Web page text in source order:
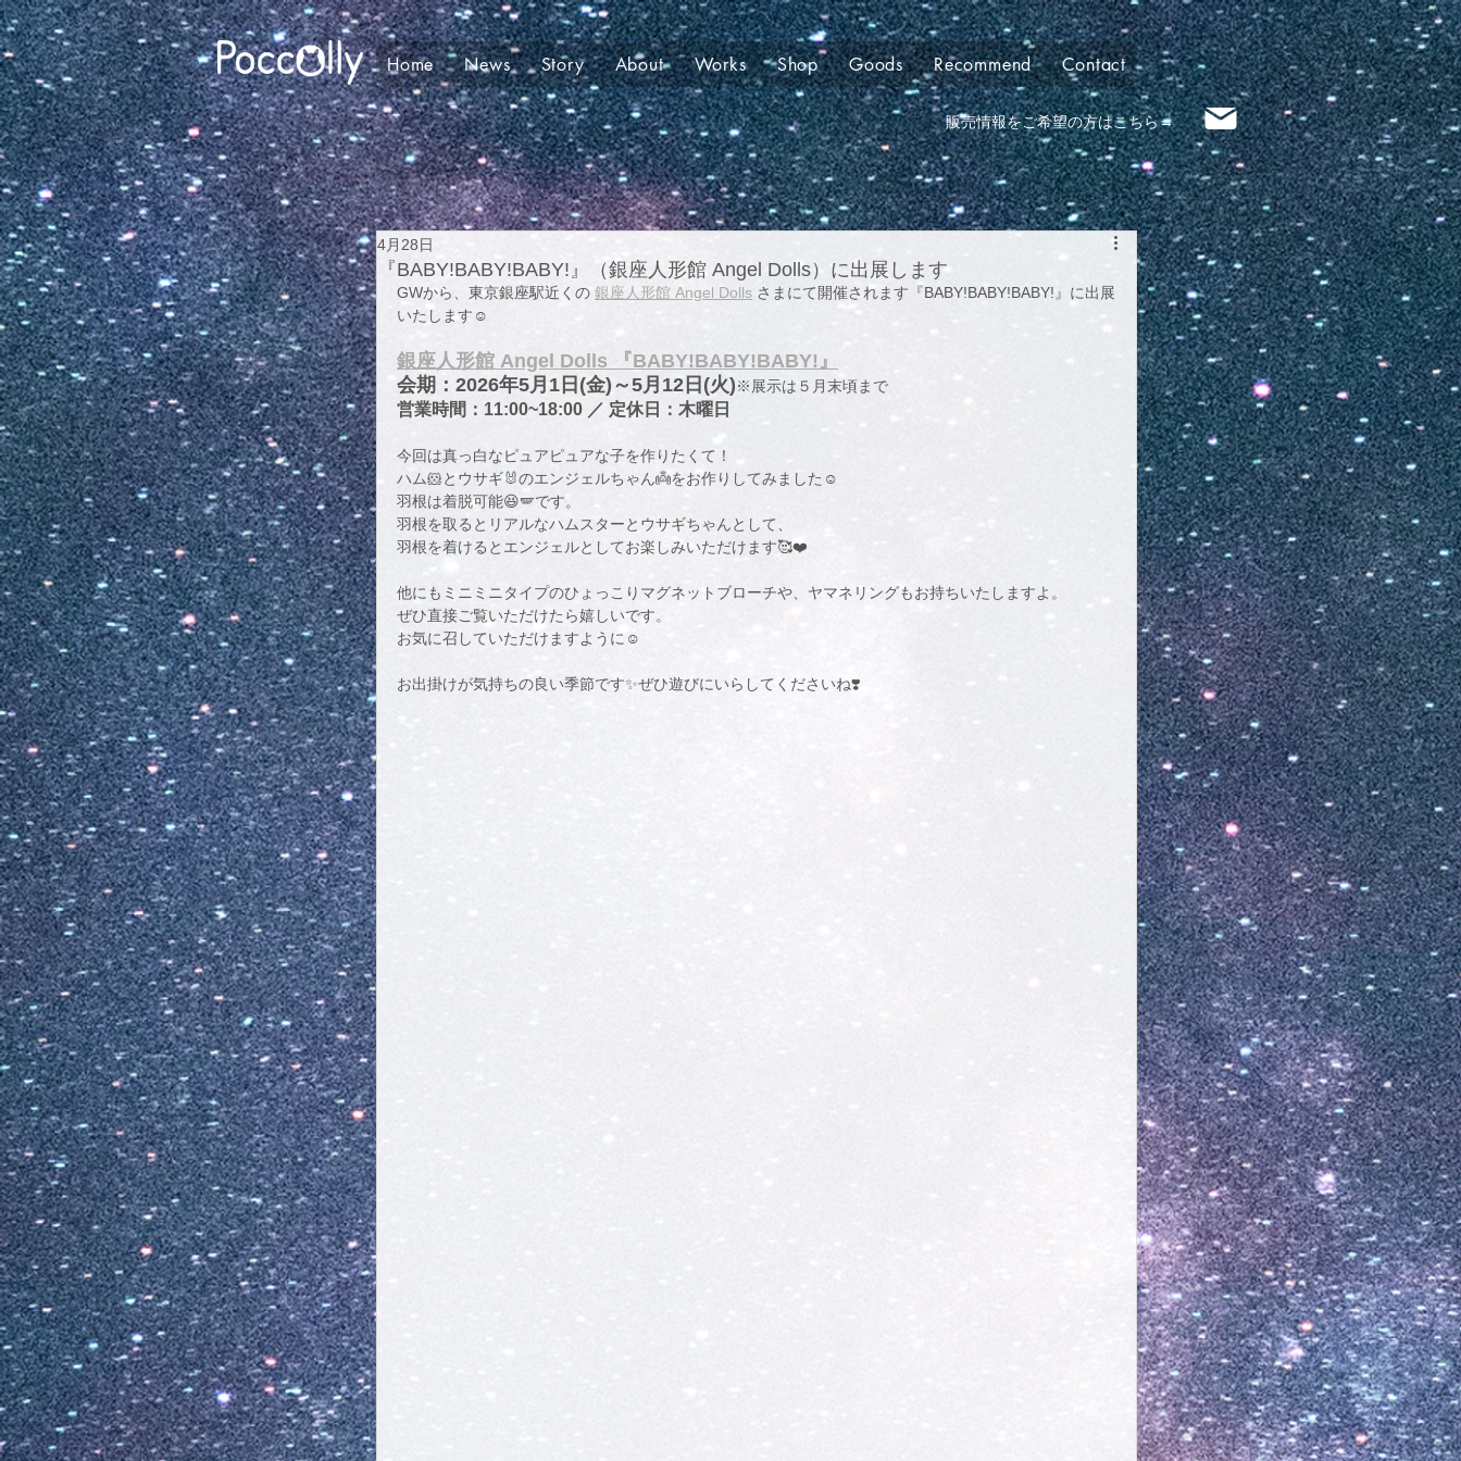
Home News Story About Works Shop Goods Recommend Contact
販売情報​をご希望の方はこちら→
『BABY!BABY!BABY!』（銀座人形館 Angel Dolls）に出展します
4月28日
GWから、東京銀座駅近くの 銀座人形館 Angel Dolls さまにて開催されます『BABY!BABY!BABY!』に出展
いたします☺️
銀座人形館 Angel Dolls 『BABY!BABY!BABY!』
会期：2026年5月1日(金)～5月12日(火)※展示は５月末頃まで
営業時間：11:00~18:00 ／ 定休日：木曜日
今回は真っ白なピュアピュアな子を作りたくて！
ハム🐹とウサギ🐰のエンジェルちゃん👼をお作りしてみました☺️
羽根は着脱可能😆🪽です。
羽根を取るとリアルなハムスターとウサギちゃんとして、
羽根を着けるとエンジェルとしてお楽しみいただけます🥰❤️
他にもミニミニタイプのひょっこりマグネットブローチや、ヤマネリングもお持ちいたしますよ。
ぜひ直接ご覧いただけたら嬉しいです。
お気に召していただけますように☺️
お出掛けが気持ちの良い季節です✨ぜひ遊びにいらしてくださいね❣️